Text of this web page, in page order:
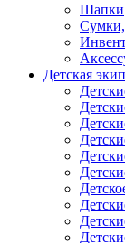
Шапки
Детская